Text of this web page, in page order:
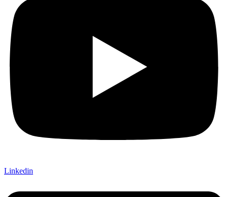
Linkedin